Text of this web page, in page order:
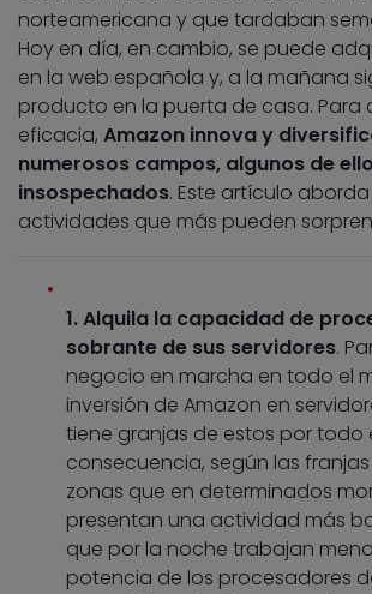
norteamericana y que tardaban
Hoy en día, en cambio, se puede
en la web española y, a la mañana
producto en la puerta de casa. Para
eficacia, Amazon innova y
numerosos campos, algunos de
insospechados. Este artículo
actividades que más pueden
1. Alquila la capacidad de
sobrante de sus servidores.
negocio en marcha en todo el
inversión de Amazon en
tiene granjas de estos por todo
consecuencia, según las
zonas que en determinados
presentan una actividad más
que por la noche trabajan
potencia de los procesadores